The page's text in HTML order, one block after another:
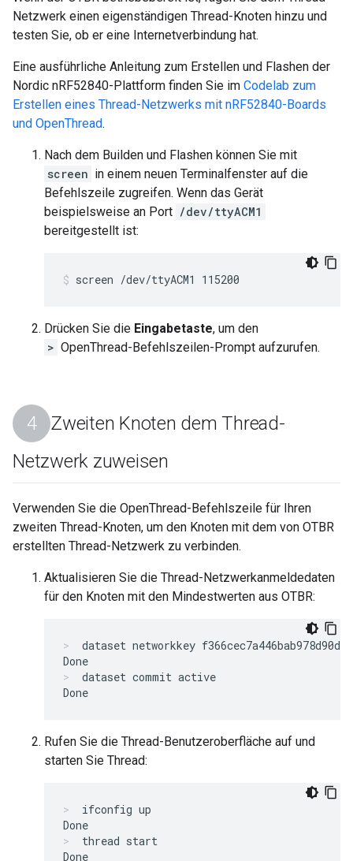
Netzwerk einen eigenständigen Thread-Knoten hinzu und
testen Sie, ob er eine Internetverbindung hat.
Eine ausführliche Anleitung zum Erstellen und Flashen der
Nordic nRF52840-Plattform finden Sie im Codelab zum
Erstellen eines Thread-Netzwerks mit nRF52840-Boards
und OpenThread.
Nach dem Builden und Flashen können Sie mit
screen in einem neuen Terminalfenster auf die
Befehlszeile zugreifen. Wenn das Gerät
beispielsweise an Port /dev/ttyACM1
bereitgestellt ist:
screen /dev/ttyACM1 115200
Drücken Sie die Eingabetaste, um den
> OpenThread-Befehlszeilen-Prompt aufzurufen.
Zweiten Knoten dem Thread-
Netzwerk zuweisen
Verwenden Sie die OpenThread-Befehlszeile für Ihren
zweiten Thread-Knoten, um den Knoten mit dem von OTBR
erstellten Thread-Netzwerk zu verbinden.
Aktualisieren Sie die Thread-Netzwerkanmeldedaten
für den Knoten mit den Mindestwerten aus OTBR:
dataset networkkey
dataset commit active
Rufen Sie die Thread-Benutzeroberfläche auf und
starten Sie Thread:
ifconfig up
thread start